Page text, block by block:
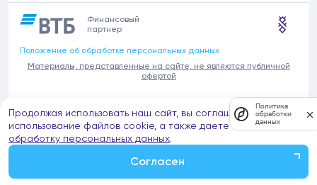
Финансовый
партнер
Положение об обработке персональных данных
Материалы, представленные на сайте, не являются публичной
офертой
В связи с участившимися случаями предложений частных услуг от
имени компании Донстрой (проведения ремонтов, продажи
отделочных материалов и т.п.), обращаем внимание на то, что
компания Донстрой не оказывает таких услуг, не имеет
представительств такого профиля и не обращается к частным
Продолжая использовать наш сайт, вы соглашаетесь на
использование файлов cookie, а также даете согласие на
обработку персональных данных.
Согласен
Политика
обработки
данных